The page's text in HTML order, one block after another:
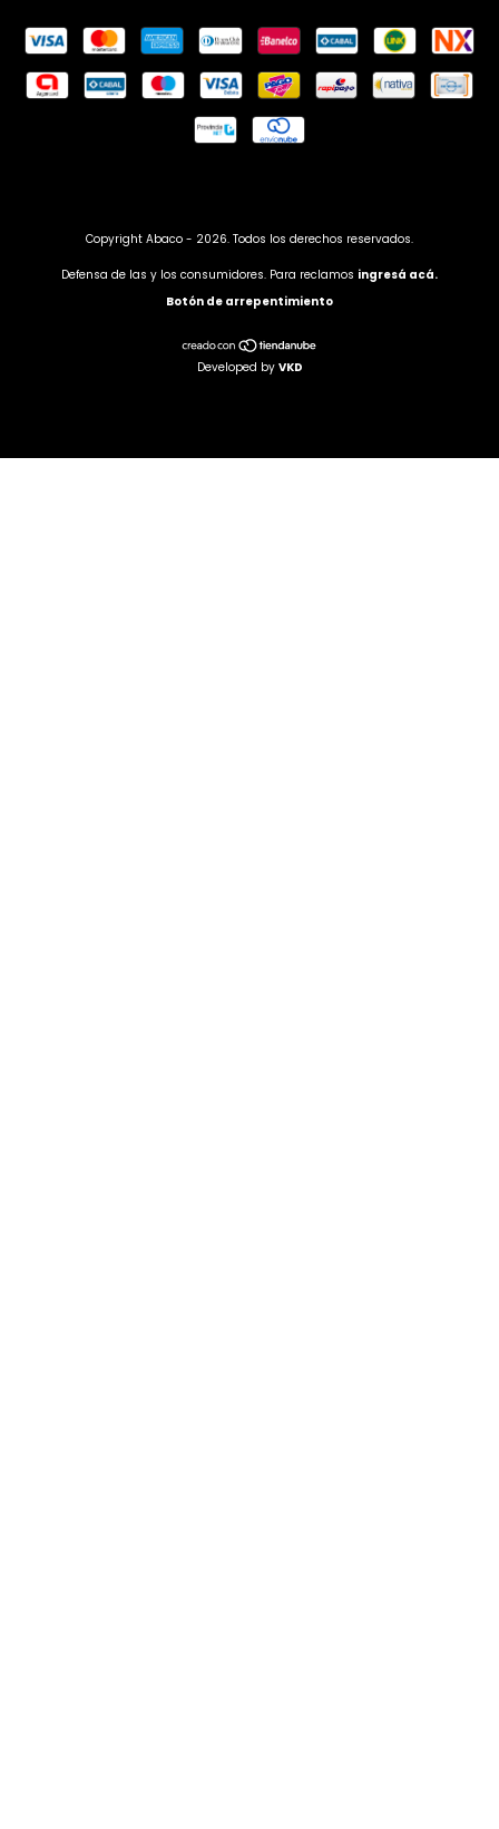
Copyright Abaco - 2026. Todos los derechos reservados.
Defensa de las y los consumidores. Para reclamos ingresá acá.
Botón de arrepentimiento
Developed by VKD